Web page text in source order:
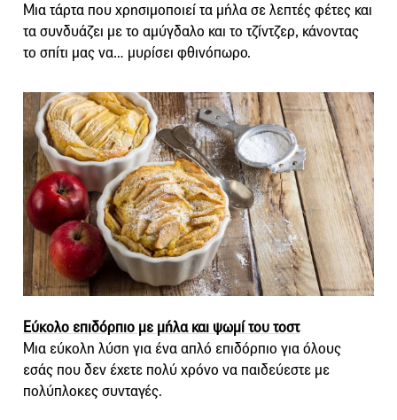
Μια τάρτα που χρησιμοποιεί τα μήλα σε λεπτές φέτες και
τα συνδυάζει με το αμύγδαλο και το τζίντζερ, κάνοντας
το σπίτι μας να… μυρίσει φθινόπωρο.
Εύκολο επιδόρπιο με μήλα και ψωμί του τοστ
Μια εύκολη λύση για ένα απλό επιδόρπιο για όλους
εσάς που δεν έχετε πολύ χρόνο να παιδεύεστε με
πολύπλοκες συνταγές.